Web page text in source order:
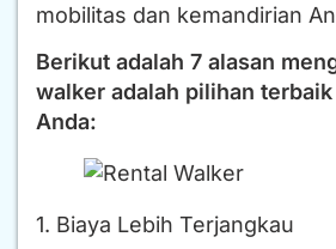
mobilitas dan kemandirian
Berikut adalah 7 alasan
walker adalah pilihan
Anda:
1. Biaya Lebih Terjangkau